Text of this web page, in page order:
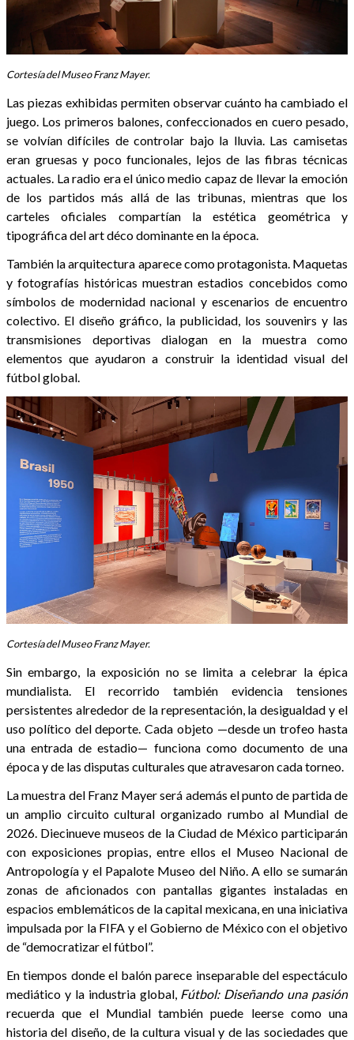
Cortesía del Museo Franz Mayer.
Las piezas exhibidas permiten observar cuánto ha cambiado el
juego. Los primeros balones, confeccionados en cuero pesado,
se volvían difíciles de controlar bajo la lluvia. Las camisetas
eran gruesas y poco funcionales, lejos de las fibras técnicas
actuales. La radio era el único medio capaz de llevar la emoción
de los partidos más allá de las tribunas, mientras que los
carteles oficiales compartían la estética geométrica y
tipográfica del art déco dominante en la época.
También la arquitectura aparece como protagonista. Maquetas
y fotografías históricas muestran estadios concebidos como
símbolos de modernidad nacional y escenarios de encuentro
colectivo. El diseño gráfico, la publicidad, los souvenirs y las
transmisiones deportivas dialogan en la muestra como
elementos que ayudaron a construir la identidad visual del
fútbol global.
Cortesía del Museo Franz Mayer.
Sin embargo, la exposición no se limita a celebrar la épica
mundialista. El recorrido también evidencia tensiones
persistentes alrededor de la representación, la desigualdad y el
uso político del deporte. Cada objeto —desde un trofeo hasta
una entrada de estadio— funciona como documento de una
época y de las disputas culturales que atravesaron cada torneo.
La muestra del Franz Mayer será además el punto de partida de
un amplio circuito cultural organizado rumbo al Mundial de
2026. Diecinueve museos de la Ciudad de México participarán
con exposiciones propias, entre ellos el Museo Nacional de
Antropología y el Papalote Museo del Niño. A ello se sumarán
zonas de aficionados con pantallas gigantes instaladas en
espacios emblemáticos de la capital mexicana, en una iniciativa
impulsada por la FIFA y el Gobierno de México con el objetivo
de “democratizar el fútbol”.
En tiempos donde el balón parece inseparable del espectáculo
mediático y la industria global, Fútbol: Diseñando una pasión
recuerda que el Mundial también puede leerse como una
historia del diseño, de la cultura visual y de las sociedades que